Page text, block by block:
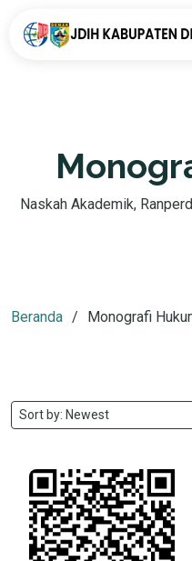
Naskah Akademik,
Beranda Monografi